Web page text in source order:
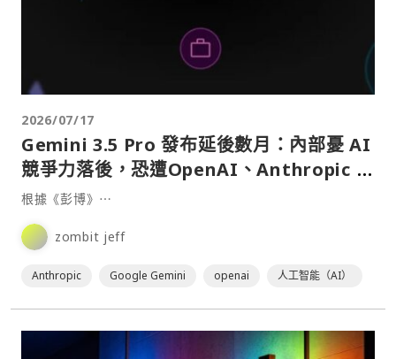
2026/07/17
Gemini 3.5 Pro 發布延後數月：內部憂 AI
競爭力落後，恐遭OpenAI、Anthropic 海
放
根據《彭博》⋯
zombit jeff
Anthropic Google Gemini openai 人工智能（AI）